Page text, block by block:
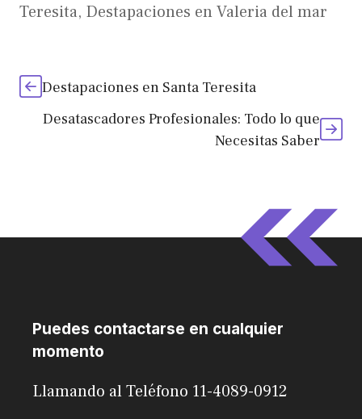
Teresita, Destapaciones en Valeria del mar
Destapaciones en Santa Teresita
Desatascadores Profesionales: Todo lo que
Necesitas Saber
Puedes contactarse en cualquier
momento
Llamando al Teléfono 11-4089-0912